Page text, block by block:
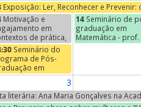
Exposição: Ler, Reconhecer e
Motivação e
em
de prática,
e
de
| Conversas
- Ano
14 Seminário de
graduação em
Matemática - prof.
Jean-Paul
"Marie-Hélène
Schwartz, um
torre Eiffel"
Seminário do
de Pós-
em
– Profa
University,
3
literária: Ana Maria Gonçalves na